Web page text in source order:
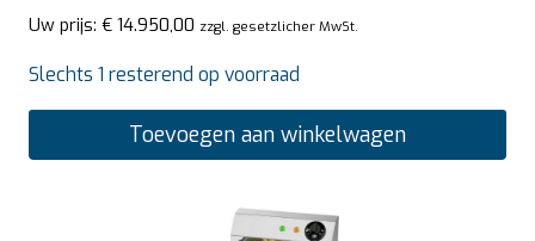
Uw prijs: € 14.950,00 zzgl. gesetzlicher MwSt.
Slechts 1 resterend op voorraad
Toevoegen aan winkelwagen